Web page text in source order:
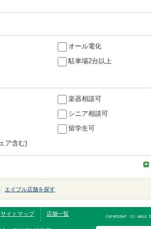
オール電化
駐車場2台以上
楽器相談可
シニア相談可
留学生可
ア含む)
エイブル店舗を探す
サイトマップ 店舗一覧